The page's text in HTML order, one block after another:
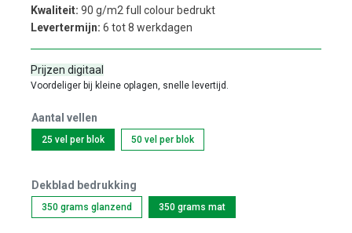
Kwaliteit: 90 g/m2 full colour bedrukt
Levertermijn: 6 tot 8 werkdagen
Prijzen digitaal
Voordeliger bij kleine oplagen, snelle levertijd.
Aantal vellen
25 vel per blok 50 vel per blok
Dekblad bedrukking
350 grams glanzend 350 grams mat